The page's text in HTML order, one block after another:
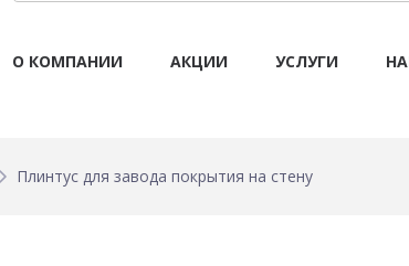
О КОМПАНИИ АКЦИИ УСЛУГИ
Плинтус для завода покрытия на стену